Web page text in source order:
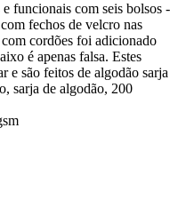
funcionais com seis bolsos -
fechos de velcro nas
cordões foi adicionado
é apenas falsa. Estes
e são feitos de algodão sarja
sarja de algodão, 200